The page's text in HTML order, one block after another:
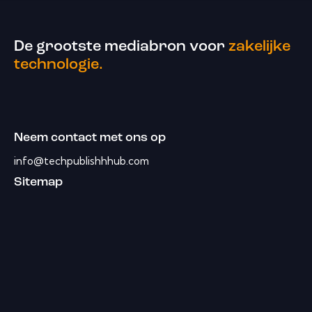
De grootste mediabron voor zakelijke
technologie.
Neem contact met ons op
info@techpublishhhub.com
Sitemap